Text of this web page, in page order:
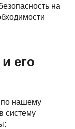
на
его
по нашему
систему